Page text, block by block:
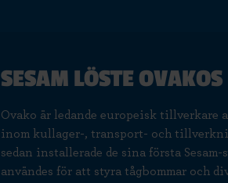
SESAM LÖSTE
Ovako är ledande europeisk tillverkare
inom kullager-, transport- och
sedan installerade de sina första
användes för att styra tågbommar och